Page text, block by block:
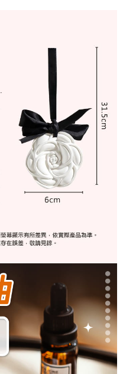
或監護人之同意方可使用
起之損失，本公司不負相關責
別帳號之用戶狀況，依本公司即
足之情形，本公司將視審查結果
註冊。若發現惡意使用之情形，
使用額度並採取法律行動。